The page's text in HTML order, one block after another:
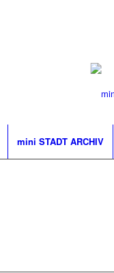
mini STADT ARCHIV